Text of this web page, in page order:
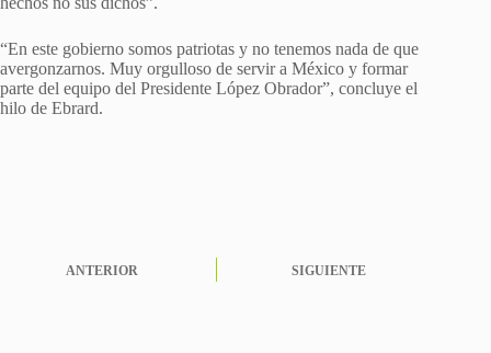
“En este gobierno somos patriotas y no tenemos nada de que
avergonzarnos. Muy orgulloso de servir a México y formar
parte del equipo del Presidente López Obrador”, concluye el
hilo de Ebrard.
ANTERIOR SIGUIENTE